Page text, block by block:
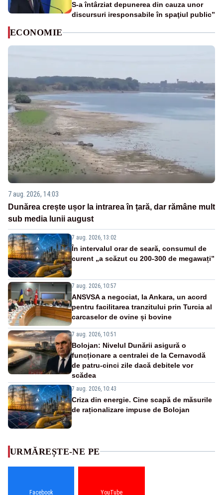
S-a întârziat depunerea din cauza unor
discursuri iresponsabile în spaţiul public”
ECONOMIE
7 aug. 2026, 14:03
Dunărea crește ușor la intrarea în țară, dar rămâne mult
sub media lunii august
7 aug. 2026, 13:02
În intervalul orar de seară, consumul de
curent „a scăzut cu 200-300 de megawați”
7 aug. 2026, 10:57
ANSVSA a negociat, la Ankara, un acord
pentru facilitarea tranzitului prin Turcia al
carcaselor de ovine și bovine
7 aug. 2026, 10:51
Bolojan: Nivelul Dunării asigură o
funcționare a centralei de la Cernavodă
de patru-cinci zile dacă debitele vor
scădea
7 aug. 2026, 10:43
Criza din energie. Cine scapă de măsurile
de raționalizare impuse de Bolojan
URMĂREȘTE-NE PE
Facebook YouTube